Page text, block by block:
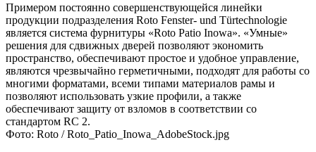
Примером постоянно совершенствующейся линейки
продукции подразделения Roto Fenster- und Türtechnologie
является система фурнитуры «Roto Patio Inowa». «Умные»
решения для сдвижных дверей позволяют экономить
пространство, обеспечивают простое и удобное управление,
являются чрезвычайно герметичными, подходят для работы со
многими форматами, всеми типами материалов рамы и
позволяют использовать узкие профили, а также
обеспечивают защиту от взломов в соответствии со
стандартом RC 2.
Фото: Roto / Roto_Patio_Inowa_AdobeStock.jpg